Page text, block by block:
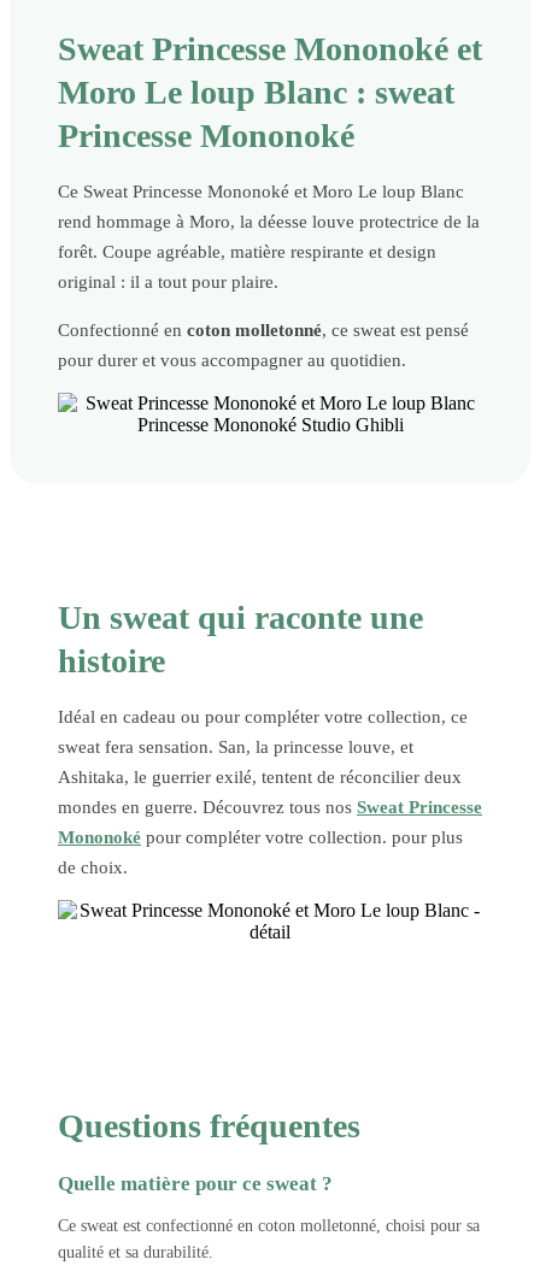
Sweat Princesse Mononoké et
Moro Le loup Blanc : sweat
Princesse Mononoké
Ce Sweat Princesse Mononoké et Moro Le loup Blanc
rend hommage à Moro, la déesse louve protectrice de la
forêt. Coupe agréable, matière respirante et design
original : il a tout pour plaire.
Confectionné en coton molletonné, ce sweat est pensé
pour durer et vous accompagner au quotidien.
Un sweat qui raconte une
histoire
Idéal en cadeau ou pour compléter votre collection, ce
sweat fera sensation. San, la princesse louve, et
Ashitaka, le guerrier exilé, tentent de réconcilier deux
mondes en guerre. Découvrez tous nos Sweat Princesse
Mononoké pour compléter votre collection. pour plus
de choix.
Questions fréquentes
Quelle matière pour ce sweat ?
Ce sweat est confectionné en coton molletonné, choisi pour sa
qualité et sa durabilité.